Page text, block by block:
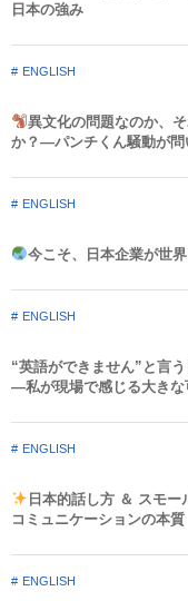
日本の強み
ENGLISH
異文化の問題なのか、
か？—パンチくん騒動が問
ENGLISH
今こそ、日本企業が世
ENGLISH
“英語ができません”と言
—私が現場で感じる大きな
ENGLISH
日本的話し方 ＆ スモ
コミュニケーションの本質
ENGLISH